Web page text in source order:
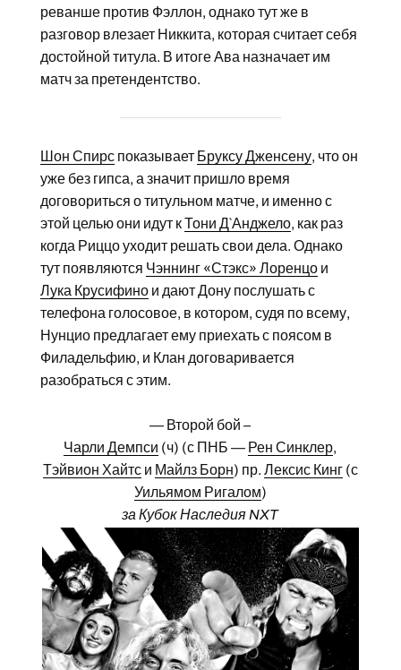
реванше против Фэллон, однако тут же в
разговор влезает Никкита, которая считает себя
достойной титула. В итоге Ава назначает им
матч за претендентство.
Шон Спирспоказывает Бруксу Дженсену, что он
уже без гипса, а значит пришло время
договориться о титульном матче, и именно с
этой целью они идут кТони Д`Анджело, как раз
когда Риццо уходит решать свои дела. Однако
тут появляются Чэннинг «Стэкс» Лоренцои
Лука Крусифинои дают Дону послушать с
телефона голосовое, в котором, судя по всему,
Нунцио предлагает ему приехать с поясом в
Филадельфию, и Клан договаривается
разобраться с этим.
— Второй бой –
Чарли Демпси (ч) (с ПНБ — Рен Синклер,
Тэйвион Хайтси Майлз Борн) пр. Лексис Кинг(с
Уильямом Ригалом)
за Кубок Наследия NXT